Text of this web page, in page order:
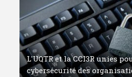
L'UQTR et la CCI3R unies
cybersécurité des